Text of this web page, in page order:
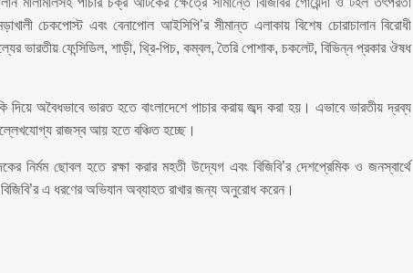
চেকপোস্ট এবং বেনাপোল আইসিপি’র সীমান্ত এলাকায় বিশেষ চোরাচালান বিরোধী
ভারতীয় ফেন্সিডিল, শাড়ী, থ্রি-পিচ, কম্বল, তৈরি পোশাক, চকলেট, বিভিন্ন প্রকার ঔষধ
দিয়ে অবৈধভাবে ভারত হতে বাংলাদেশে পাচার করায় জব্দ করা হয়। এভাবে ভারতীয় দ্রব্য
উল্লেখযোগ্য রাজস্ব আয় হতে বঞ্চিত হচ্ছে।
নির্মম ছোবল হতে রক্ষা করার মহতী উদ্যেগ এবং বিজিবি’র দেশপ্রেমিক ও জনস্বার্থে
এ ধরণের অভিযান অব্যাহত রাখার জন্য অনুরোধ করেন।